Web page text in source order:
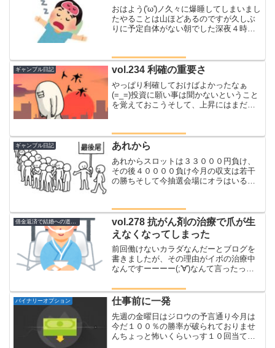
おはよう('ω')ノ久々に爆睡してしまいまし
たやることは山ほどあるのですが久しぶ
りに予定自体がない朝でした深夜４時に
る～♬もう一個さいきん足がむくんで正
座すること...
ギャンブル日記 vol.234 利確の重要さ
やっぱり利確しておけばよかったなぁ
(=_=)投資に願い事は聞かないということ
を覚えておこうそして、上昇にはまだ少
ところでロットを小さくしていきたいと
思います（今のところ...
ギャンブル日記 あれから
あれからスロットは３３０００円負け、
その後４００００負け今月の収支は若干
の勝ちそして今抽選会場にオラはいる今
って来た抽選参加者は５００人ちょいや
なそれにしてもさ抽選並んで...
vol.278 抗がん剤の治療で爪が生
えなくなってしまった
前回働けないカラダなんだーとブログを
書きましたが、その理由がイボの治療中
なんですーーーー(;'∀')なんて言ったって
ないと思うでしょうわかります！！僕が
誰かに言われたら間違えなく情けない奴
だと思うでしょう...
バイナリーオプション 仕事前に一発
先週の金曜日はジロウの予言通り今月は
今だ１００％の勝率が破られておりませ
んちょっと怖いくらいっす１０回当てて